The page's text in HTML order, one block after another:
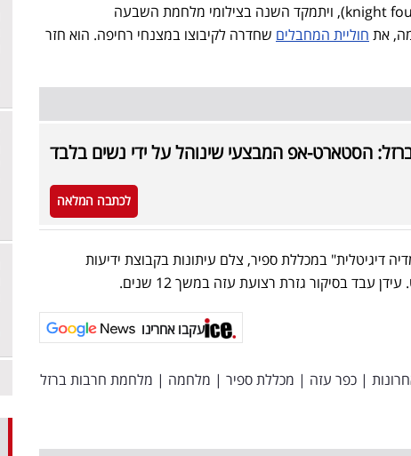
הפרס יוענק מתרומה של קרן נייט (knight foundation), ויתמקד השנה בצילומי מלחמת השבעה
את חוליית המחבלים שחדרה לקיבוצו במצנחי רחיפה. הוא חזר
הסטארט-אפ המבצעי שינוהל על ידי נשים בלבד
לכתבה המלאה
דיגיטלית" במכללת ספיר, צלם עיתונות בקבוצת ידיעות
עבד בסיקור גזרת רצועת עזה במשך 12 שנים.
עקבו אחרינו
| כפר עזה | מכללת ספיר | מלחמה | מלחמת חרבות ברזל